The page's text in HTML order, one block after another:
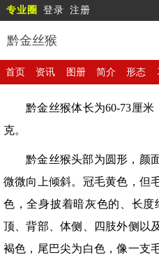
专业圈 登录 注册
黔金丝猴
首页 资讯 图册 简介 形态
黔金丝猴体长为60-73厘米
克。
黔金丝猴头部为圆形，颜
微微向上倾斜。冠毛黄色，但
色，全身披着暗灰色的、长度
顶、背部、体侧、四肢外侧以
褐色，尾巴尖为白色，像一支